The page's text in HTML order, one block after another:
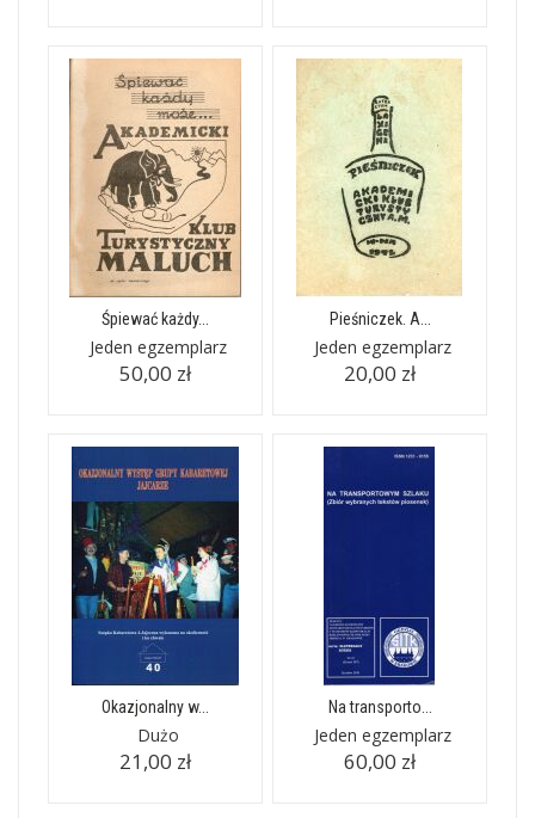
Śpiewać każdy...
Jeden egzemplarz
50,00 zł
Pieśniczek. A...
Jeden egzemplarz
20,00 zł
Okazjonalny w...
Dużo
21,00 zł
Na transporto...
Jeden egzemplarz
60,00 zł